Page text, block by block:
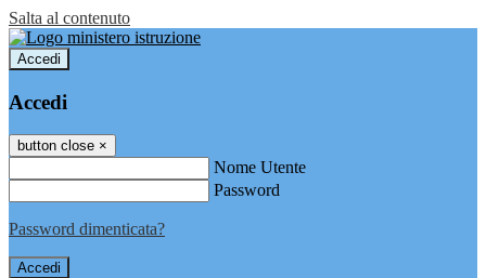
Salta al contenuto
Accedi
Accedi
button close ×
Nome Utente
Password
Password dimenticata?